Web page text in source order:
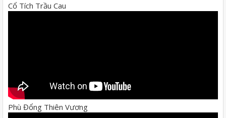
Cổ Tích Trầu Cau
Phù Đổng Thiên Vương